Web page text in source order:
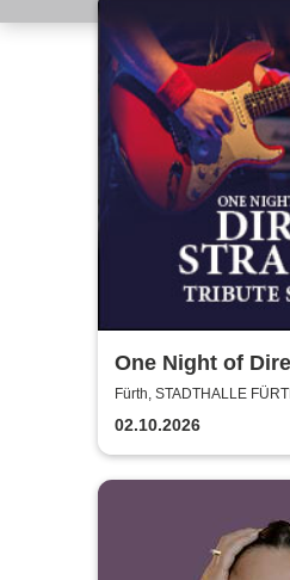
One Night of
Tribute Show
Fürth, STADTHALLE
02.10.2026